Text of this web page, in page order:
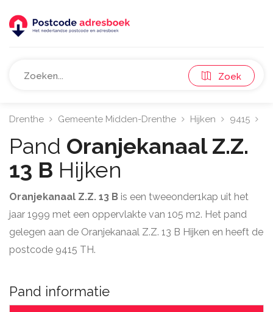
Zoek
Drenthe Gemeente Midden-Drenthe Hijken 9415
Pand Oranjekanaal Z.Z.
13 B Hijken
Oranjekanaal Z.Z. 13 B is een tweeonder1kap uit het
jaar 1999 met een oppervlakte van 105 m2. Het pand
gelegen aan de Oranjekanaal Z.Z. 13 B Hijken en heeft de
postcode 9415 TH.
Pand informatie